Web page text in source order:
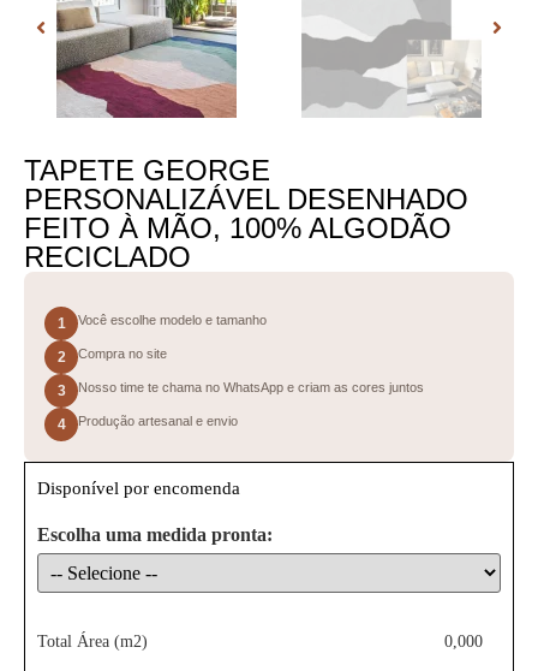
TAPETE GEORGE
PERSONALIZÁVEL DESENHADO
FEITO À MÃO, 100% ALGODÃO
RECICLADO
1 Você escolhe modelo e tamanho
2 Compra no site
3 Nosso time te chama no WhatsApp e criam as cores juntos
4 Produção artesanal e envio
Disponível por encomenda
Escolha uma medida pronta:
Total Área (m2) 0,000